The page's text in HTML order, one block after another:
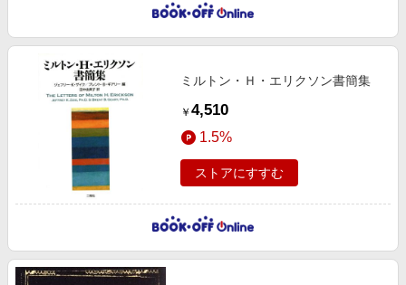
ミルトン・Ｈ・エリクソン書簡集
￥ 4,510
1.5%
ストアにすすむ